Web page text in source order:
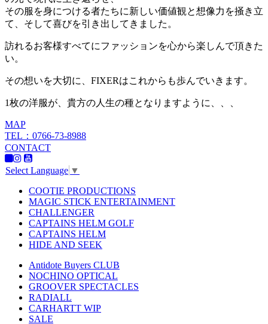
その服を身につける者たちに新しい価値観と想像力を掻き立
て、そして喜びを引き出してきました。
訪れるお客様すべてにファッションを心から楽しんで頂きた
い。
その想いを大切に、FIXERはこれからも歩んでいきます。
1枚の洋服が、貴方の人生の種となりますように、、、
MAP
TEL：0766-73-8988
CONTACT
Select Language ▼
COOTIE PRODUCTIONS
MAGIC STICK ENTERTAINMENT
CHALLENGER
CAPTAINS HELM GOLF
CAPTAINS HELM
HIDE AND SEEK
Antidote Buyers CLUB
NOCHINO OPTICAL
GROOVER SPECTACLES
RADIALL
CARHARTT WIP
SALE